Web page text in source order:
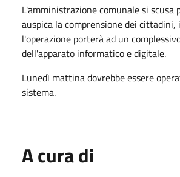
L'amministrazione comunale si scusa
auspica la comprensione dei cittadini,
l'operazione porterà ad un
dell'apparato informatico e digitale.
Lunedì mattina dovrebbe essere
sistema.
A cura di